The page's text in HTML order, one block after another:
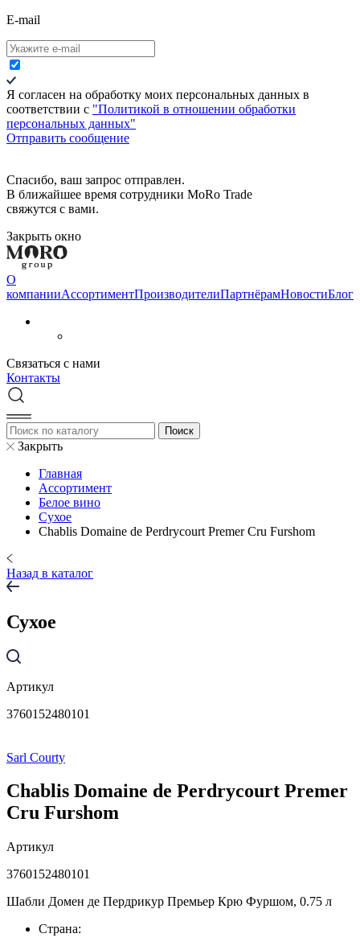
E-mail
Я согласен на обработку моих персональных данных в
соответствии c "Политикой в отношении обработки
персональных данных"
Отправить сообщение
Спасибо, ваш запрос отправлен.
В ближайшее время сотрудники MoRo Trade
свяжутся с вами.
Закрыть окно
О
компанииAссортиментПроизводителиПартнёрамНовостиБлог
Связаться с нами
Контакты
Закрыть
Главная
Aссортимент
Белое вино
Сухое
Chablis Domaine de Perdrycourt Premer Cru Furshom
Назад в каталог
Сухое
Артикул
3760152480101
Sarl Courty
Chablis Domaine de Perdrycourt Premer
Cru Furshom
Артикул
3760152480101
Шабли Домен де Пердрикур Премьер Крю Фуршом, 0.75 л
Страна: